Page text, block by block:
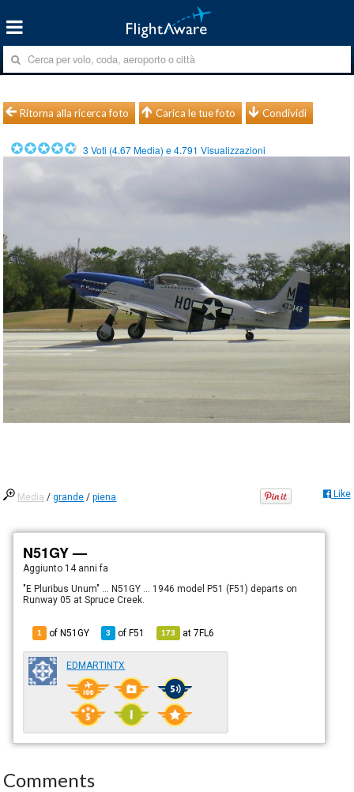
Ritorna alla ricerca foto Carica le tue foto Condividi
3 Voti (4.67Media) e4.791 Visualizzazioni
Media /grande /piena Like
N51GY —
Aggiunto 14 anni fa
"E Pluribus Unum" ... N51GY ... 1946 model P51 (F51) departs on
Runway 05 at Spruce Creek.
1 of N51GY 3 ofF51 173 at7FL6
EDMARTINTX
Comments